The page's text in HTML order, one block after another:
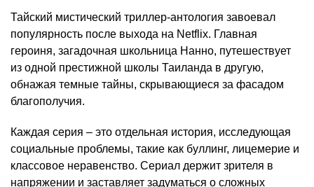
Тайский мистический триллер-антология завоевал
популярность после выхода на Netflix. Главная
героиня, загадочная школьница Нанно, путешествует
из одной престижной школы Таиланда в другую,
обнажая темные тайны, скрывающиеся за фасадом
благополучия.
Каждая серия – это отдельная история, исследующая
социальные проблемы, такие как буллинг, лицемерие и
классовое неравенство. Сериал держит зрителя в
напряжении и заставляет задуматься о сложных